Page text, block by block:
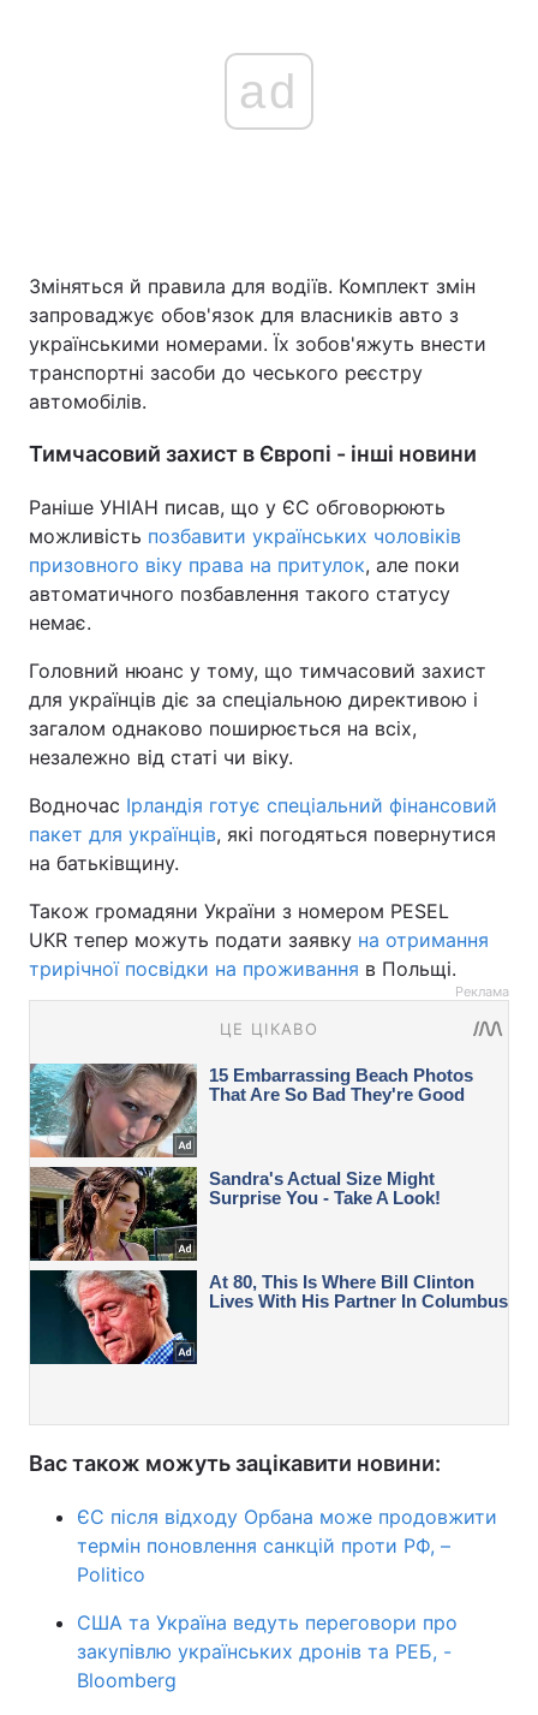
ad
Зміняться й правила для водіїв. Комплект змін
запроваджує обов'язок для власників авто з
українськими номерами. Їх зобов'яжуть внести
транспортні засоби до чеського реєстру
автомобілів.
Тимчасовий захист в Європі - інші новини
Раніше УНІАН писав, що у ЄС обговорюють
можливість позбавити українських чоловіків
призовного віку права на притулок, але поки
автоматичного позбавлення такого статусу
немає.
Головний нюанс у тому, що тимчасовий захист
для українців діє за спеціальною директивою і
загалом однаково поширюється на всіх,
незалежно від статі чи віку.
Водночас Ірландія готує спеціальний фінансовий
пакет для українців, які погодяться повернутися
на батьківщину.
Також громадяни України з номером PESEL
UKR тепер можуть подати заявку на отримання
трирічної посвідки на проживання в Польщі.
Реклама
Вас також можуть зацікавити новини:
ЄС після відходу Орбана може продовжити
термін поновлення санкцій проти РФ, –
Politico
США та Україна ведуть переговори про
закупівлю українських дронів та РЕБ, -
Bloomberg